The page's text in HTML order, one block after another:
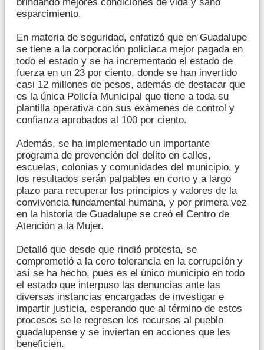
esparcimiento.
En materia de seguridad, enfatizó que en Guadalupe
se tiene a la corporación policiaca mejor pagada en
todo el estado y se ha incrementado el estado de
fuerza en un 23 por ciento, donde se han invertido
casi 12 millones de pesos, además de destacar que
es la única Policía Municipal que tiene a toda su
plantilla operativa con sus exámenes de control y
confianza aprobados al 100 por ciento.
Además, se ha implementado un importante
programa de prevención del delito en calles,
escuelas, colonias y comunidades del municipio, y
los resultados serán palpables en corto y a largo
plazo para recuperar los principios y valores de la
convivencia fundamental humana, y por primera vez
en la historia de Guadalupe se creó el Centro de
Atención a la Mujer.
Detalló que desde que rindió protesta, se
comprometió a la cero tolerancia en la corrupción y
así se ha hecho, pues es el único municipio en todo
el estado que interpuso las denuncias ante las
diversas instancias encargadas de investigar e
impartir justicia, esperando que al término de estos
procesos se le regresen los recursos al pueblo
guadalupense y se inviertan en acciones que les
beneficien.